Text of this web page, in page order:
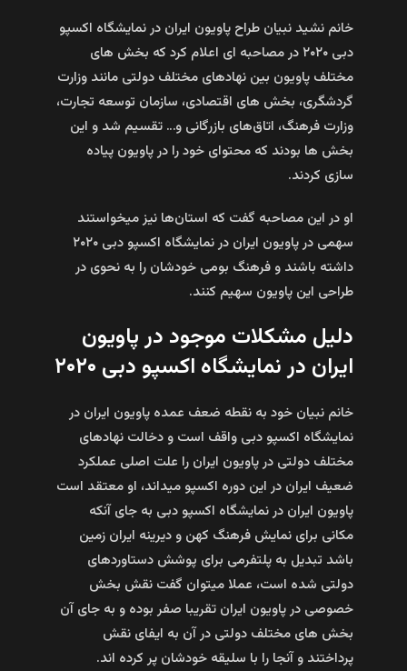
خانم نشید نبیان طراح پاویون ایران در نمایشگاه اکسپو
دبی ۲۰۲۰ در مصاحبه ای اعلام کرد که بخش‌ های
مختلف پاویون بین نهادهای مختلف دولتی مانند وزارت
گردشگری، بخش‌ های اقتصادی، سازمان توسعه تجارت،
وزارت فرهنگ، اتاق‌های بازرگانی و… تقسیم شد و این
بخش ها بودند که محتوای خود را در پاویون پیاده
سازی کردند.
او در این مصاحبه گفت که استان‌ها نیز میخواستند
سهمی در پاویون ایران در نمایشگاه اکسپو دبی ۲۰۲۰
داشته باشند و فرهنگ بومی خودشان را به نحوی در
طراحی این پاویون سهیم کنند.
دلیل مشکلات موجود در پاویون
ایران در نمایشگاه اکسپو دبی ۲۰۲۰
خانم نبیان خود به نقطه ضعف عمده پاویون ایران در
نمایشگاه اکسپو دبی واقف است و دخالت نهادهای
مختلف دولتی در پاویون ایران را علت اصلی عملکرد
ضعیف ایران در این دوره اکسپو میداند، او معتقد است
پاویون ایران در نمایشگاه اکسپو دبی به جای آنکه
مکانی برای نمایش فرهنگ کهن و دیرینه ایران زمین
باشد تبدیل به پلتفرمی برای پوشش دستاوردهای
دولتی شده است، عملا میتوان گفت نقش بخش
خصوصی در پاویون ایران تقریبا صفر بوده و به جای آن
بخش های مختلف دولتی در آن به ایفای نقش
پرداختند و آنجا را با سلیقه خودشان پر کرده اند.